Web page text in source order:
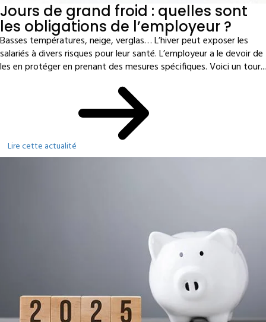
Jours de grand froid : quelles sont
les obligations de l’employeur ?
Basses températures, neige, verglas… L’hiver peut exposer les
salariés à divers risques pour leur santé. L’employeur a le devoir de
les en protéger en prenant des mesures spécifiques. Voici un tour...
Lire cette actualité